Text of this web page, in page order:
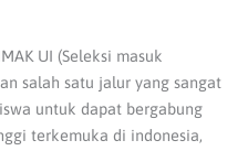
UI (Seleksi masuk
salah satu jalur yang sangat
untuk dapat bergabung
terkemuka di indonesia,